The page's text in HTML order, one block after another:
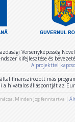
Versenyképesség
kifejlesztése és
A projekttel
finanszírozott más
a hivatalos álláspontját az
Minden jog fenntartva |